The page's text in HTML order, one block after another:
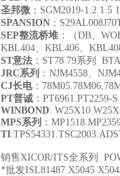
圣邦微 ：SGM2019-1.2 1.5
SPANSION ：
SEP整流桥堆 ：（DB、
KBL404、KBL406、
ST意法 ：ST78 79系列
JRC系列 ：NJM4558、
CJ长电：
PT普诚 ：PT6961.PT2259-
WINBOND:
MPS系列 ：
TI
销售XICOR/ITS全系列
*批发ISL81487 X5045